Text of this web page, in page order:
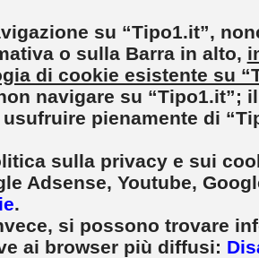
su “Tipo1.it”,
o sulla Barra in alto,
di cookie esistente su
navigare su “Tipo1.it”;
pienamente di
sulla privacy e sui
Adsense, Youtube,
.
si possono trovare
ai browser più diffusi: